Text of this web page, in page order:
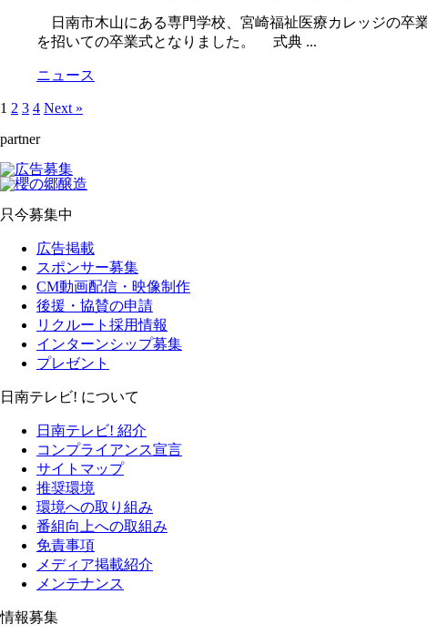
日南市木山にある専門学校、宮崎福祉医療カレッジの卒
を招いての卒業式となりました。 式典 ...
ニュース
1 2 3 4 Next »
partner
只今募集中
広告掲載
スポンサー募集
CM動画配信・映像制作
後援・協賛の申請
リクルート採用情報
インターンシップ募集
プレゼント
日南テレビ! について
日南テレビ! 紹介
コンプライアンス宣言
サイトマップ
推奨環境
環境への取り組み
番組向上への取組み
免責事項
メディア掲載紹介
メンテナンス
情報募集